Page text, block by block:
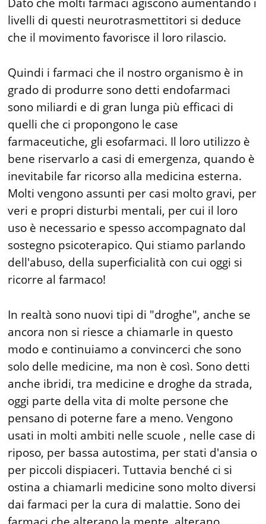
livelli di questi neurotrasmettitori si deduce
che il movimento favorisce il loro rilascio.
Quindi i farmaci che il nostro organismo è in
grado di produrre sono detti endofarmaci
sono miliardi e di gran lunga più efficaci di
quelli che ci propongono le case
farmaceutiche, gli esofarmaci. Il loro utilizzo è
bene riservarlo a casi di emergenza, quando è
inevitabile far ricorso alla medicina esterna.
Molti vengono assunti per casi molto gravi, per
veri e propri disturbi mentali, per cui il loro
uso è necessario e spesso accompagnato dal
sostegno psicoterapico. Qui stiamo parlando
dell'abuso, della superficialità con cui oggi si
ricorre al farmaco!
In realtà sono nuovi tipi di "droghe", anche se
ancora non si riesce a chiamarle in questo
modo e continuiamo a convincerci che sono
solo delle medicine, ma non è così. Sono detti
anche ibridi, tra medicine e droghe da strada,
oggi parte della vita di molte persone che
pensano di poterne fare a meno. Vengono
usati in molti ambiti nelle scuole , nelle case di
riposo, per bassa autostima, per stati d'ansia o
per piccoli dispiaceri. Tuttavia benché ci si
ostina a chiamarli medicine sono molto diversi
dai farmaci per la cura di malattie. Sono dei